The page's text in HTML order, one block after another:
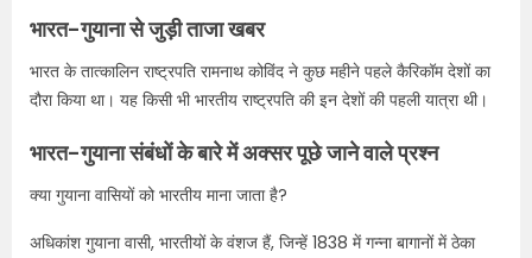
भारत-गुयाना से जुड़ी ताजा खबर
भारत के तात्कालिन राष्ट्रपति रामनाथ कोविंद ने कुछ महीने पहले कैरिकॉम देशों का
दौरा किया था। यह किसी भी भारतीय राष्ट्रपति की इन देशों की पहली यात्रा थी।
भारत-गुयाना संबंधों के बारे में अक्सर पूछे जाने वाले प्रश्न
क्या गुयाना वासियों को भारतीय माना जाता है?
अधिकांश गुयाना वासी, भारतीयों के वंशज हैं, जिन्हें 1838 में गन्ना बागानों में ठेका